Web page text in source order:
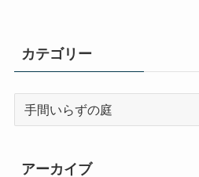
カテゴリー
カ
リ
アーカイブ